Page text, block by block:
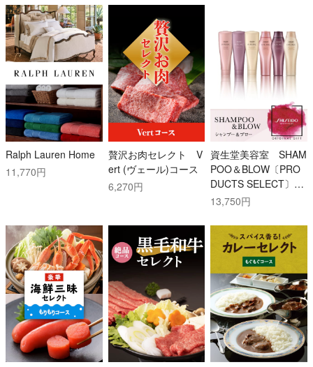
Ralph Lauren Home
11,770円
贅沢お肉セレクト V
ert (ヴェール)コース
6,270円
資生堂美容室 SHAM
POO＆BLOW〔PRO
DUCTS SELECT〕(6
0分)
13,750円